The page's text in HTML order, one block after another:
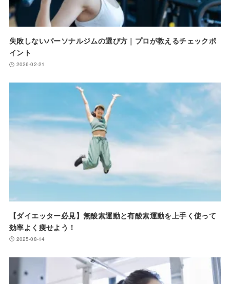
失敗しないパーソナルジムの選び方｜プロが教えるチェックポ
イント
2026-02-21
【ダイエッター必見】無酸素運動と有酸素運動を上手く使って
効率よく痩せよう！
2025-08-14